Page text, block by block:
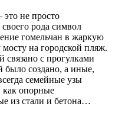
не просто
рода символ
гомельчан в жаркую
на городской пляж.
с прогулками
было создано, а иные,
семейные узы
опорные
из стали и бетона…